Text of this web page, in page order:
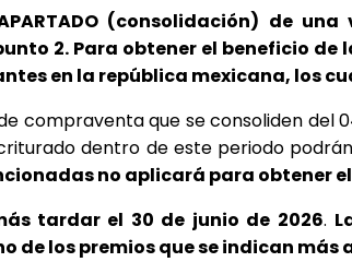
(consolidación) de
2. Para obtener el beneficio
en la república mexicana, los
compraventa que se consoliden
dentro de este periodo
no aplicará para obtener
tardar el 30 de junio de 2026.
de los premios que se indican más